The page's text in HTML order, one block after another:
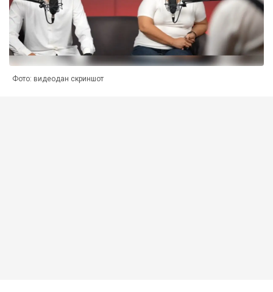
Фото: видеодан скриншот